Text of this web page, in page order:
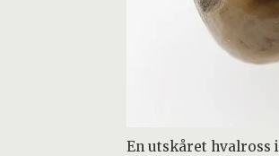
En utskåret hvalross